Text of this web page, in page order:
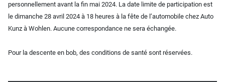
personnellement avant la fin mai 2024. La date limite de participation est
le dimanche 28 avril 2024 à 18 heures à la fête de l’automobile chez Auto
Kunz à Wohlen. Aucune correspondance ne sera échangée.
Pour la descente en bob, des conditions de santé sont réservées.